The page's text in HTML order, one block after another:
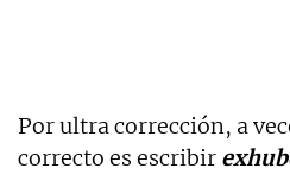
Por ultra corrección, a
correcto es escribir